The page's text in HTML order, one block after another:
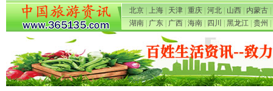
北京 上海 天津 重庆 河北 山西 内蒙古
湖南
广东 广西 海南 四川 黑龙江 贵州